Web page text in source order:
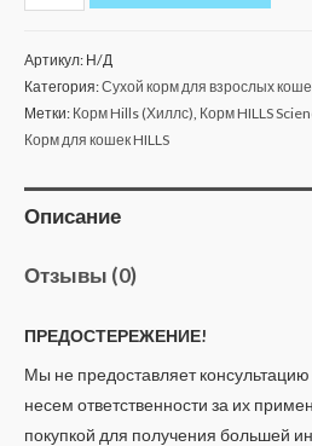
Артикул: Н/Д
Категория:Сухой корм для взрослых
Метки: Корм Hills (Хиллс) Корм HILLS
Корм для кошек HILLS
Описание
Отзывы (0)
ПРЕДОСТЕРЕЖЕНИЕ!
Мы не предоставляет
несем ответственности за их
покупкой для получения большей